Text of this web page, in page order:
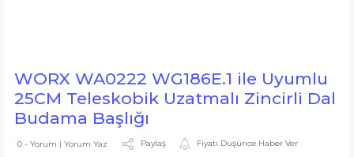
WORX WA0222 WG186E.1 ile Uyumlu
25CM Teleskobik Uzatmalı Zincirli Dal
Budama Başlığı
0 - Yorum | Yorum Yaz Paylaş Fiyatı Düşünce Haber Ver